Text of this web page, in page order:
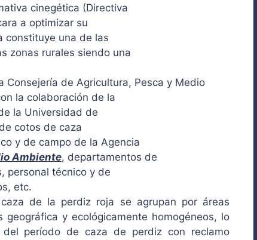
cinegética (Directiva
a optimizar su
constituye una de las
zonas rurales siendo una
Consejería de Agricultura, Pesca y Medio
la colaboración de la
la Universidad de
cotos de caza
y de campo de la Agencia
Ambiente, departamentos de
personal técnico y de
etc.
de la perdiz roja se agrupan por áreas
y ecológicamente homogéneos, lo
período de caza de perdiz con reclamo